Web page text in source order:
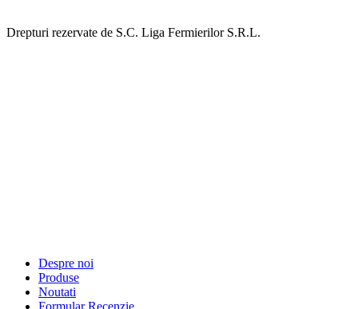
Drepturi rezervate de S.C. Liga Fermierilor S.R.L.
Despre noi
Produse
Noutati
Formular Recenzie